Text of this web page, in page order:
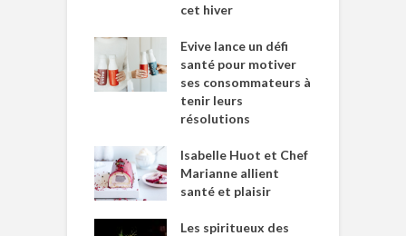
cet hiver
Evive lance un défi
santé pour motiver
ses consommateurs à
tenir leurs
résolutions
Isabelle Huot et Chef
Marianne allient
santé et plaisir
Les spiritueux des